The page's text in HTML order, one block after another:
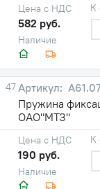
Наличие
Цена с НДС
582 руб.
К
47
Пружина
ОАО"МТЗ"
Наличие
Цена с НДС
190 руб.
К